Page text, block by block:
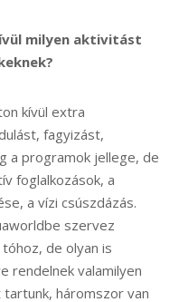
milyen aktivitást
kívül extra
fagyizást,
a programok jellege, de
foglalkozások, a
a vízi csúszdázás.
szervez
de olyan is
rendelnek valamilyen
háromszor van